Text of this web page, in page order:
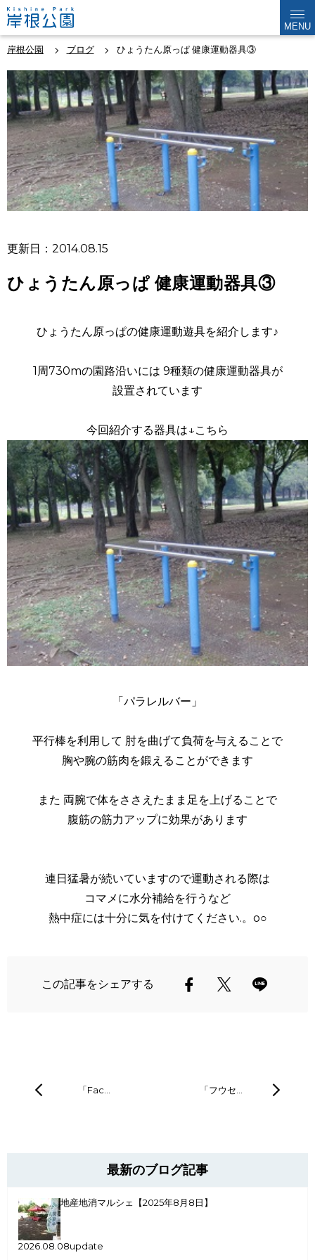
MENU
岸根公園 ブログ ひょうたん原っぱ 健康運動器具③
更新日：2014.08.15
ひょうたん原っぱ 健康運動器具③
ひょうたん原っぱの健康運動遊具を紹介します♪
1周730mの園路沿いには 9種類の健康運動器具が
設置されています
今回紹介する器具は↓こちら
「パラレルバー」
平行棒を利用して 肘を曲げて負荷を与えることで
胸や腕の筋肉を鍛えることができます
また 両腕で体をささえたまま足を上げることで
腹筋の筋力アップに効果があります
連日猛暑が続いていますので運動される際は
コマメに水分補給を行うなど
熱中症には十分に気を付けてください.。o○
この記事をシェアする
「Fac… 「フウセ…
最新のブログ記事
地産地消マルシェ【2025年8月8日】
2026.08.08update